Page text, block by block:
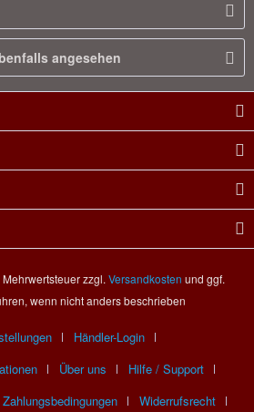
angesehen
zzgl. Versandkosten und ggf.
wenn nicht anders beschrieben
Händler-Login
Über uns
Hilfe / Support
Widerrufsrecht